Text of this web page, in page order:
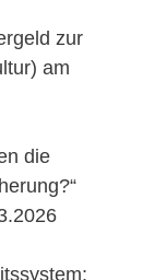
zur
am
die